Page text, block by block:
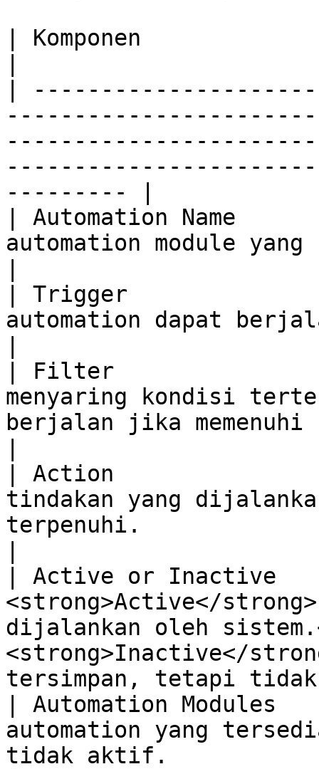
| Komponen
|
--------- |
| Automation Name
automation module
| Trigger
automation dapat
| Filter
menyaring kondisi
berjalan jika
| Action
tindakan yang
terpenuhi.
| Active or Inactive
<strong>Active</
dijalankan oleh
<strong>Inactive</
tersimpan, tetapi
| Automation
automation yang
tidak aktif.